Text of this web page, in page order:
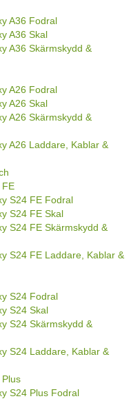
A36 Fodral
A36 Skal
A36 Skärmskydd &
A26 Fodral
A26 Skal
A26 Skärmskydd &
A26 Laddare, Kablar &
FE
S24 FE Fodral
S24 FE Skal
S24 FE Skärmskydd &
S24 FE Laddare, Kablar &
S24 Fodral
S24 Skal
S24 Skärmskydd &
S24 Laddare, Kablar &
S24 Plus Fodral